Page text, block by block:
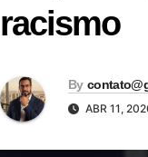
racismo
By
ABR 11,